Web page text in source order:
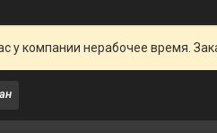
у компании нерабочее время.